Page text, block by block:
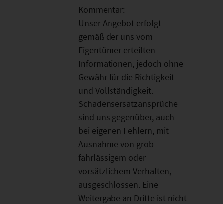
Kommentar:
Unser Angebot erfolgt
gemäß der uns vom
Eigentümer erteilten
Informationen, jedoch ohne
Gewähr für die Richtigkeit
und Vollständigkeit.
Schadensersatzansprüche
sind uns gegenüber, auch
bei eigenen Fehlern, mit
Ausnahme von grob
fahrlässigem oder
vorsätzlichem Verhalten,
ausgeschlossen. Eine
Weitergabe an Dritte ist nicht